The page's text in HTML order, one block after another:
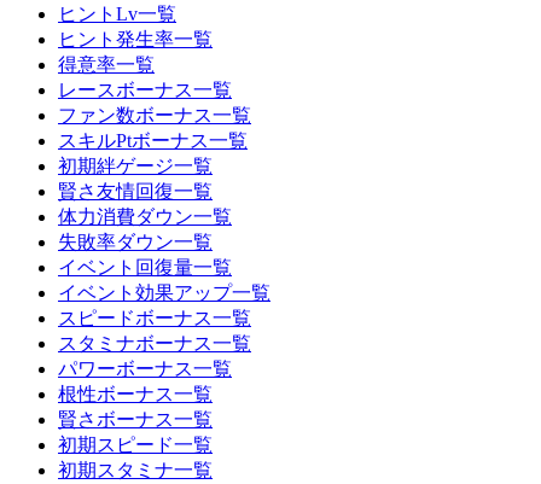
ヒントLv一覧
ヒント発生率一覧
得意率一覧
レースボーナス一覧
ファン数ボーナス一覧
スキルPtボーナス一覧
初期絆ゲージ一覧
賢さ友情回復一覧
体力消費ダウン一覧
失敗率ダウン一覧
イベント回復量一覧
イベント効果アップ一覧
スピードボーナス一覧
スタミナボーナス一覧
パワーボーナス一覧
根性ボーナス一覧
賢さボーナス一覧
初期スピード一覧
初期スタミナ一覧